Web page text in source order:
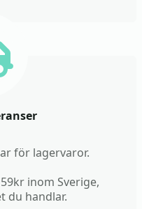
för lagervaror.
inom Sverige,
du handlar.